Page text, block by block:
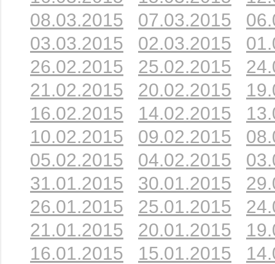
08.03.2015
07.03.2015
03.03.2015
02.03.2015
26.02.2015
25.02.2015
21.02.2015
20.02.2015
16.02.2015
14.02.2015
10.02.2015
09.02.2015
05.02.2015
04.02.2015
31.01.2015
30.01.2015
26.01.2015
25.01.2015
21.01.2015
20.01.2015
16.01.2015
15.01.2015